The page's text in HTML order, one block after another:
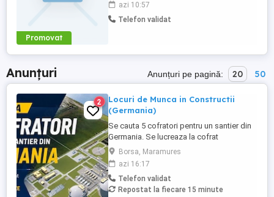
Promovat
Se caută personal pentru: Pozare cablu
fibră optică Mufare fibră optică Lucrări de
azi 10:57
Telefon validat
Anunțuri Anunțuri pe pagină: 20 50
2
Locuri de Munca in Constructii
(Germania)
Se cauta 5 cofratori pentru un santier din
Germania. Se lucreaza la cofrat
constructia unui Terminal de gaze (LNG
Terminal). Salarizare: 16 EURO NET pe ora
Cazare gratuita. Locatie: Hamburg.
Contract direct cu angajatorul. Transport
asigurat pana la destinatie. Pentru
Borsa, Maramures
azi 16:17
Telefon validat
Repostat la fiecare 15 minute